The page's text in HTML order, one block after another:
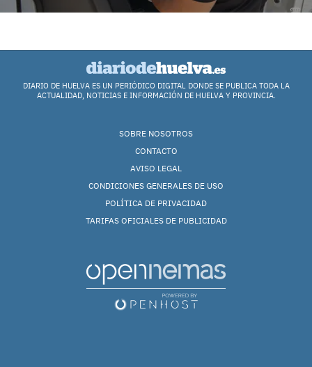
DIARIO DE HUELVA ES UN PERIÓDICO DIGITAL DONDE SE PUBLICA TODA LA
ACTUALIDAD, NOTICIAS E INFORMACIÓN DE HUELVA Y PROVINCIA.
SOBRE NOSOTROS
CONTACTO
AVISO LEGAL
CONDICIONES GENERALES DE USO
POLÍTICA DE PRIVACIDAD
TARIFAS OFICIALES DE PUBLICIDAD